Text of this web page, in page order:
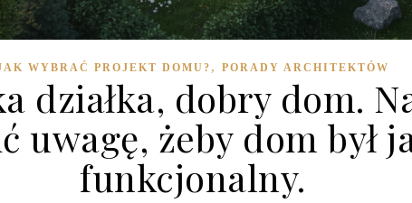
WYBRAĆ PROJEKT DOMU? , PORADY ARCHITEKTÓW
działka, dobry dom.
uwagę, żeby dom był
funkcjonalny.